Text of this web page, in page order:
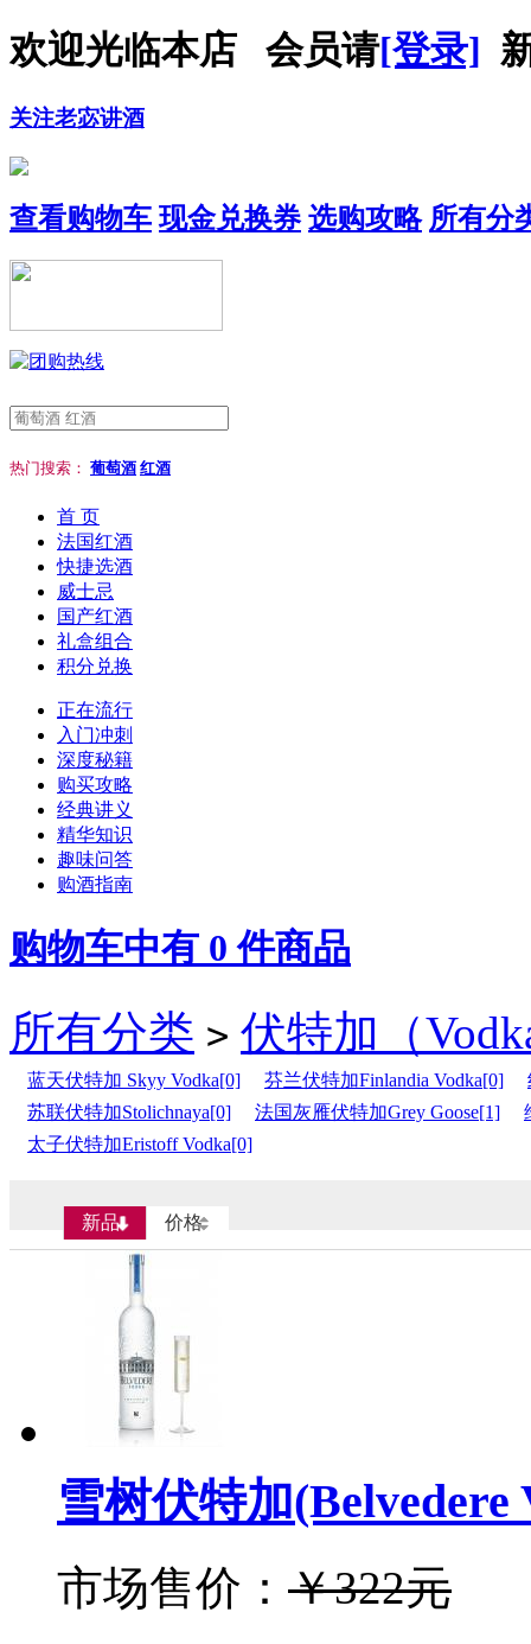
欢迎光临本店 会员请[登录]
关注老宓讲酒
查看购物车 现金兑换券 选购攻略 所有分
热门搜索： 葡萄酒 红酒
首 页
法国红酒
快捷选酒
威士忌
国产红酒
礼盒组合
积分兑换
正在流行
入门冲刺
深度秘籍
购买攻略
经典讲义
精华知识
趣味问答
购酒指南
购物车中有 0 件商品
所有分类 > 伏特加（
蓝天伏特加 Skyy Vodka[0] 芬兰伏特加Finlandia Vodka[0]
苏联伏特加Stolichnaya[0]
法国灰雁伏特加Grey Goose[1]
太子伏特加Eristoff Vodka[0]
新品 价格
雪树伏特加(Belvedere
市场售价： ￥322元